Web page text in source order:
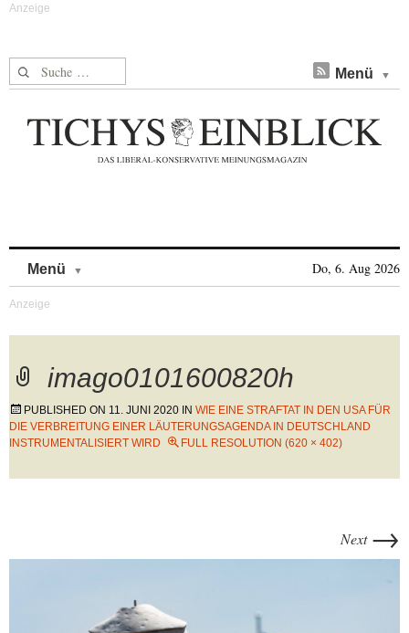
Suche nach: Menü
Menü Do, 6. Aug 2026
imago0101600820h
PUBLISHED ON 11. JUNI 2020 IN WIE EINE STRAFTAT IN DEN USA FÜR
DIE VERBREITUNG EINER LÄUTERUNGSAGENDA IN DEUTSCHLAND
INSTRUMENTALISIERT WIRD
FULL RESOLUTION (620 × 402)
Next →